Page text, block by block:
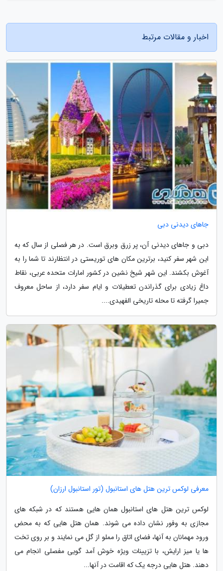
اخبار و مقالات مرتبط
جاهای دیدنی دبی
دبی و جاهای دیدنی آن، پر زرق وبرق است. در هر فصلی از سال که به
این شهر سفر کنید، برترین مکان های توریستی در انتظارند تا شما را به
آغوش بکشند. این شهر شیخ نشین در کشور امارات متحده عربی، نقاط
داغ زیادی برای گذراندن تعطیلات و ایام سفر دارد، از ساحل معروف
جمیرا گرفته تا محله تاریخی الفهیدی....
معرفی لوکس ترین هتل های استانبول (تور استانبول ارزان)
لوکس ترین هتل های استانبول همان هایی هستند که در شبکه های
مجازی به وفور نشان داده می شوند. همان هتل هایی که به محض
ورود مهمانان به آنها، فضای اتاق را مملو از گل می نمایند و بر روی تخت
ها یا میز ارایش، با تزیینات ویژه خوش آمد گویی مفصلی انجام می
دهند. هتل هایی درجه یک که اقامت در آنها...